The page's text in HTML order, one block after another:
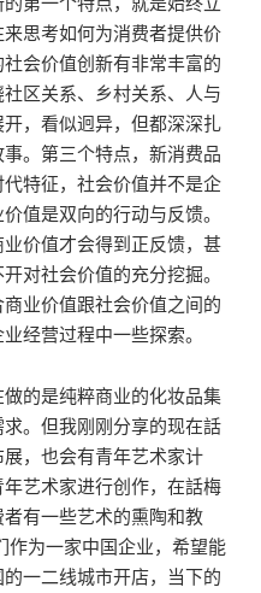
思考如何为消费者提供价
会价值创新有非常丰富的
区关系、乡村关系、人与
，看似迥异，但都深深扎
。第三个特点，新消费品
特征，社会价值并不是企
值是双向的行动与反馈。
价值才会得到正反馈，甚
对社会价值的充分挖掘。
业价值跟社会价值之间的
经营过程中一些探索。
的是纯粹商业的化妆品集
。但我刚刚分享的现在話
，也会有青年艺术家计
艺术家进行创作，在話梅
有一些艺术的熏陶和教
作为一家中国企业，希望能
一二线城市开店，当下的